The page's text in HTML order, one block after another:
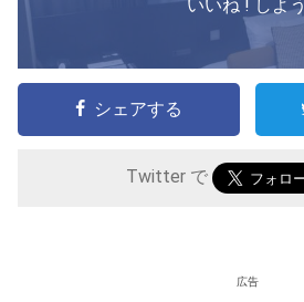
いいね ! しよう
シェアする
Twitter で
広告